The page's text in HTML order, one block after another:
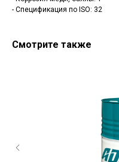
- Спецификация по ISO: 32
Смотрите также